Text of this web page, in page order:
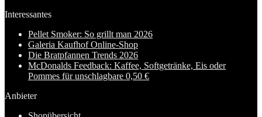
Interessantes
Pellet Smoker: So grillt man 2026
Galeria Kaufhof Online-Shop
Die Bratpfannen Trends 2026
McDonalds Feedback: Kaffee, Softgetränke, Eis oder
Pommes für unschlagbare 0,50 €
Anbieter